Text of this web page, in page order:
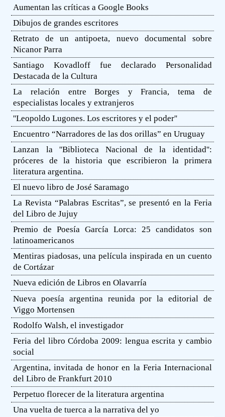
Aumentan las críticas a Google Books
Dibujos de grandes escritores
Retrato de un antipoeta, nuevo documental sobre
Nicanor Parra
Santiago Kovadloff fue declarado Personalidad
Destacada de la Cultura
La relación entre Borges y Francia, tema de
especialistas locales y extranjeros
''Leopoldo Lugones. Los escritores y el poder''
Encuentro “Narradores de las dos orillas” en Uruguay
Lanzan la ''Biblioteca Nacional de la identidad'':
próceres de la historia que escribieron la primera
literatura argentina.
El nuevo libro de José Saramago
La Revista “Palabras Escritas”, se presentó en la Feria
del Libro de Jujuy
Premio de Poesía García Lorca: 25 candidatos son
latinoamericanos
Mentiras piadosas, una película inspirada en un cuento
de Cortázar
Nueva edición de Libros en Olavarría
Nueva poesía argentina reunida por la editorial de
Viggo Mortensen
Rodolfo Walsh, el investigador
Feria del libro Córdoba 2009: lengua escrita y cambio
social
Argentina, invitada de honor en la Feria Internacional
del Libro de Frankfurt 2010
Perpetuo florecer de la literatura argentina
Una vuelta de tuerca a la narrativa del yo